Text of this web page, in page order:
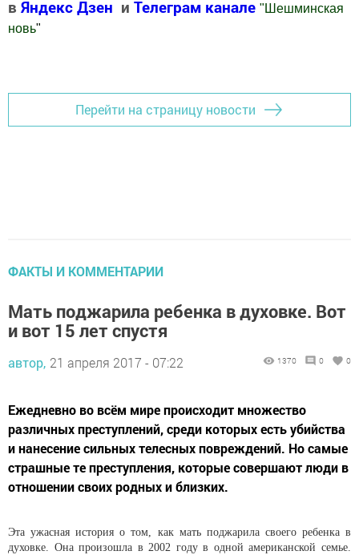
в Яндекс Дзен и Телеграм канале " Шешминская
новь"
Перейти на страницу новости
ФАКТЫ И КОММЕНТАРИИ
Мать поджарила ребенка в духовке. Вот
и вот 15 лет спустя
автор, 21 апреля 2017 - 07:22 1370 0 0
Ежедневно во всём мире происходит множество
различных преступлений, среди которых есть убийства
и нанесение сильных телесных повреждений. Но самые
страшные те преступления, которые совершают люди в
отношении своих родных и близких.
Эта ужасная история о том, как мать поджарила своего ребенка в
духовке. Она произошла в 2002 году в одной американской семье.